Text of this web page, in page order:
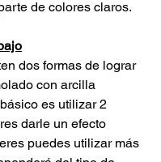
de colores claros.
dos formas de lograr
con arcilla
es utilizar 2
darle un efecto
puedes utilizar más